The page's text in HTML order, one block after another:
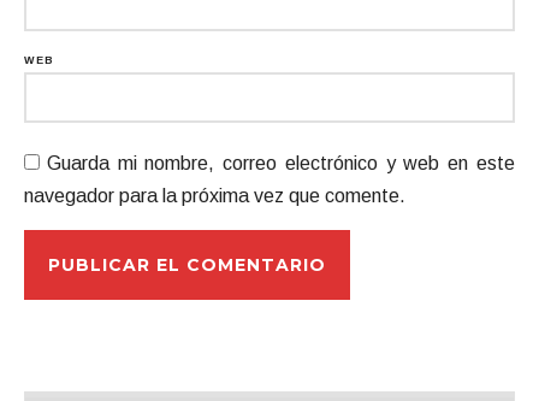
WEB
Guarda mi nombre, correo electrónico y web en este
navegador para la próxima vez que comente.